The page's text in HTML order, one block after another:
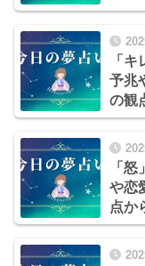
「
予兆
の観
「
や恋
点か